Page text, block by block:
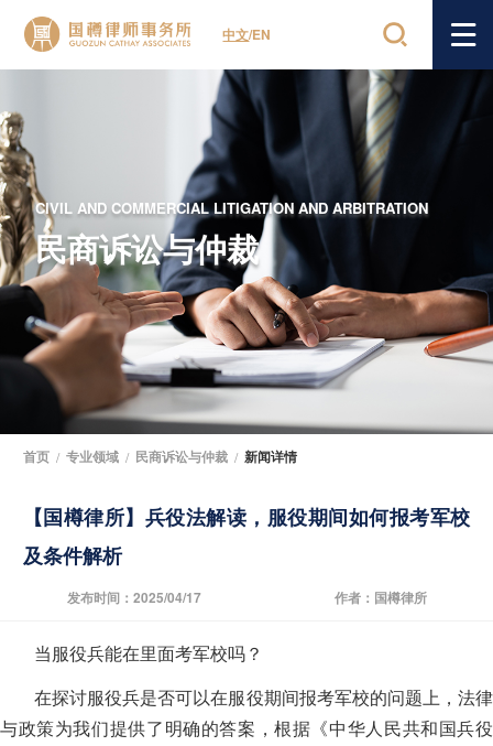
中文/EN
CIVIL AND COMMERCIAL LITIGATION AND ARBITRATION
民商诉讼与仲裁
首页 / 专业领域 / 民商诉讼与仲裁 / 新闻详情
【国樽律所】兵役法解读，服役期间如何报考军校
及条件解析
发布时间：2025/04/17 作者：国樽律所
当服役兵能在里面考军校吗？
在探讨服役兵是否可以在服役期间报考军校的问题上，法律
与政策为我们提供了明确的答案，根据《中华人民共和国兵役